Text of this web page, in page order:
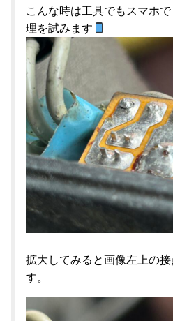
こんな時は工具でもスマホ
理を試みます
拡大してみると画像左上の
す。